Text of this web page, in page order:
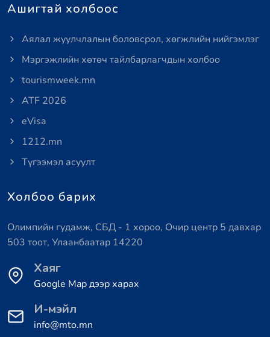
Ашигтай холбоос
Аялал жуулчлалын боловсрол, хөгжлийн нийгэмлэг
Мэргэжлийн хөтөч тайлбарлагчдын холбоо
tourismweek.mn
ATF 2026
eVisa
1212.mn
Түгээмэл асуулт
Холбоо барих
Олимпийн гудамж, СБД - 1 хороо, Очир центр 5 давхар
503 тоот, Улаанбаатар 14220
Хаяг
Google Map дээр харах
И-мэйл
info@mto.mn